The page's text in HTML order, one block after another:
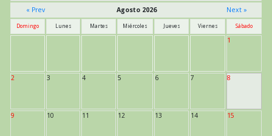
« Prev
Agosto 2026 Next »
Domingo Lunes Martes Miércoles Jueves Viernes Sábado
1
2 3 4 5 6 7 8
9 10 11 12 13 14 15